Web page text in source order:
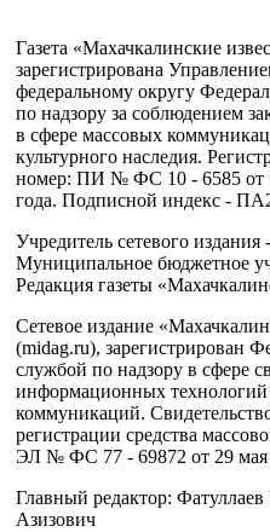
Газета «Махачкалинские
зарегистрирована
федеральному округу
по надзору за соблюдением
в сфере массовых
культурного наследия.
номер: ПИ № ФС 10 - 6585 от
года. Подписной индекс -
Учредитель сетевого издания -
Муниципальное бюджетное
Редакция газеты
Сетевое издание
(midag.ru), зарегистрирован
службой по надзору в сфере
информационных
коммуникаций.
регистрации средства
ЭЛ № ФС 77 - 69872 от 29 мая
Главный редактор:
Азизович